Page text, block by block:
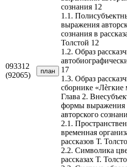
093312
(92065)
план
сознания 12
1.1.
выражения
сознания в
Толстой 12
1.2. Образ
17
1.3. Образ
сборнике
Глава 2.
формы выражения
авторского
2.1.
временная
рассказов Т.
2.2. Символика
рассказах Т.